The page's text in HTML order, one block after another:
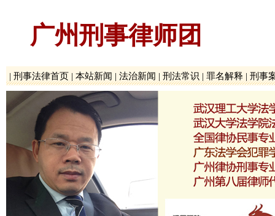
广州刑事律师团
| 刑事法律首页 | 本站新闻 | 法治新闻 | 刑法常识 | 罪名解释 | 刑事